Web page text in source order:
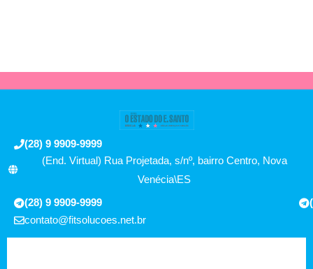
(28) 9 9909-9999
(End. Virtual) Rua Projetada, s/nº, bairro Centro, Nova
Venécia\ES
(28) 9 9909-9999
contato@fitsolucoes.net.br